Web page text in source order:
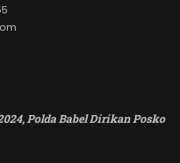
Polda Babel Dirikan Posko